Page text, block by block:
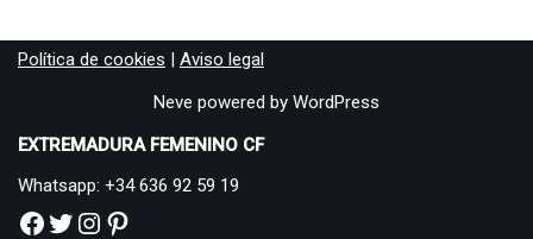
Política de cookies | Aviso legal
Neve powered by WordPress
EXTREMADURA FEMENINO CF
Whatsapp: +34 636 92 59 19